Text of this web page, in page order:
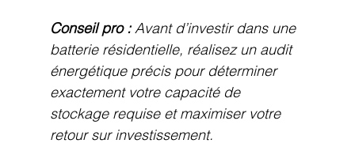
Conseil pro : Avant d’investir dans une
batterie résidentielle, réalisez un audit
énergétique précis pour déterminer
exactement votre capacité de
stockage requise et maximiser votre
retour sur investissement.